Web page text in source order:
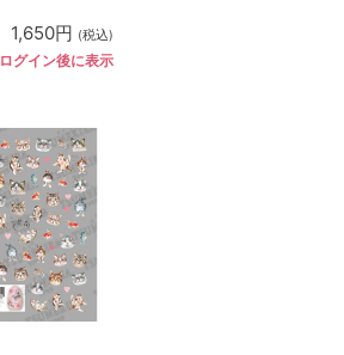
1,650円 (税込)
ログイン後に表示